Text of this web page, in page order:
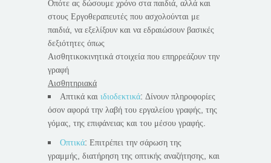
Οπότε ας δώσουμε χρόνο στα παιδιά, αλλά και
στους Εργοθεραπευτές που ασχολούνται με
παιδιά, να εξελίξουν και να εδραιώσουν βασικές
δεξιότητες όπως
Αισθητικοκινητικά στοιχεία που επηρρεάζουν την
γραφή
Αισθητηριακά
Απτικά και ιδιοδεκτικά: Δίνουν πληροφορίες
όσον αφορά την λαβή του εργαλείου γραφής, της
γόμας, της επιφάνειας και του μέσου γραφής.
Οπτικά: Επιτρέπει την σάρωση της
γραμμής, διατήρηση της οπτικής αναζήτησης, και